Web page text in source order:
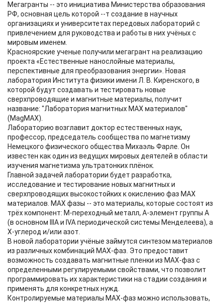
Мегагранты -- это инициатива Министерства образования
РФ, основная цель которой --т создание в научных
организациях и университетах передовых лабораторий с
привлечением для руководства и работы в них учёных с
мировым именем.
Красноярские ученые получили мегагрант на реализацию
проекта «Естественные нанослойные материалы,
перспективные для преобразования энергии». Новая
лаборатория Института физики имени Л. В. Киренского, в
которой будут создавать и тестировать новые
сверхпроводящие и магнитные материалы, получит
название: "Лаборатория магнитных MAX материалов"
(MagMAX).
Лабораторию возглавит доктор естественных наук,
профессор, председатель сообщества по магнетизму
Немецкого физического общества Михаэль Фарле. Он
известен как один из ведущих мировых деятелей в области
изучения магнетизма ультратонких плёнок.
Главной задачей лаборатории будет разработка,
исследование и тестирование новых магнитных и
сверхпроводящих высокостойких к окислению фаз MAX
материалов. MAX фазы -- это материалы, которые состоят из
трёх компонент: M-переходный металл, A-элемент группы A
(в основном IIIA и IVA периодической системы Менделеева), а
X-углерод и/или азот.
В новой лаборатории учёные займутся синтезом материалов
из различных комбинаций МАX-фаз. Это предоставит
возможность создавать магнитные пленки из МАX-фаз с
определенными регулируемыми свойствами, что позволит
программировать их характеристики на стадии создания и
применять для конкретных нужд.
Контролируемые материалы MAX-фаз можно использовать,